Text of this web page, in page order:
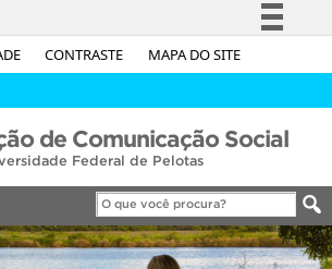
CONTRASTE MAPA DO SITE
Simplifique!
Acesso à informação
Legislação
Canais
de Comunicação Social
Federal de Pelotas